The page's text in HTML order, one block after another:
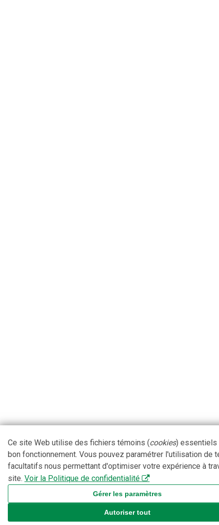
Ce site Web utilise des fichiers témoins (cookies) essentiels
bon fonctionnement. Vous pouvez paramétrer l'utilisation de
facultatifs nous permettant d'optimiser votre expérience à
site. Voir la Politique de confidentialité
Gérer les paramètres
Autoriser tout